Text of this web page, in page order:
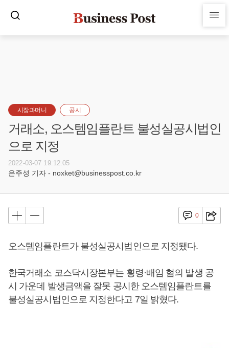
시장과머니 공시
거래소, 오스템임플란트 불성실공시법인
으로 지정
2022-03-07 19:12:05
은주성 기자 - noxket@businesspost.co.kr
0
오스템임플란트가 불성실공시법인으로 지정됐다.
한국거래소 코스닥시장본부는 횡령·배임 혐의 발생 공
시 가운데 발생금액을 잘못 공시한 오스템임플란트를
불성실공시법인으로 지정한다고 7일 밝혔다.